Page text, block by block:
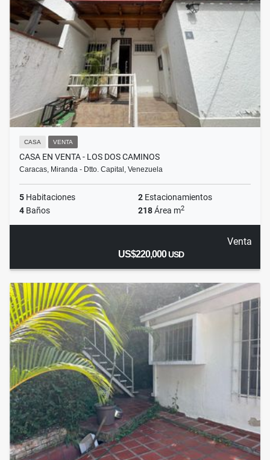
CASA VENTA
CASA EN VENTA - LOS DOS CAMINOS
Caracas, Miranda - Dtto. Capital, Venezuela
5 Habitaciones 2 Estacionamientos
4 Baños 218Área m2
Venta
US$220,000USD